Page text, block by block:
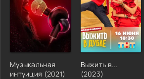
Музыкальная
интуиция (2021)
Выжить в...
(2023)